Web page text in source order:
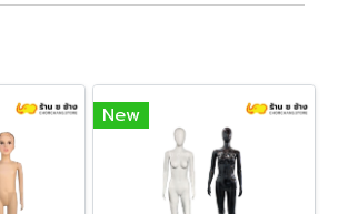
New